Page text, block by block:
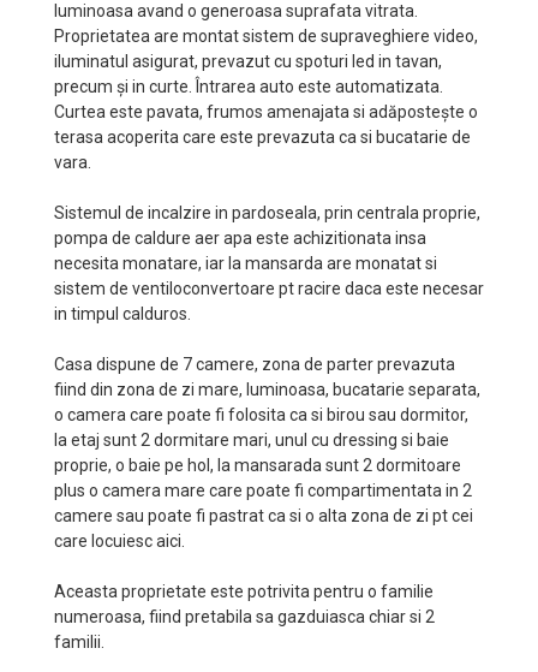
luminoasa avand o generoasa suprafata vitrata.
Proprietatea are montat sistem de supraveghiere video,
iluminatul asigurat, prevazut cu spoturi led in tavan,
precum și in curte. Întrarea auto este automatizata.
Curtea este pavata, frumos amenajata si adăpostește o
terasa acoperita care este prevazuta ca si bucatarie de
vara.
Sistemul de incalzire in pardoseala, prin centrala proprie,
pompa de caldure aer apa este achizitionata insa
necesita monatare, iar la mansarda are monatat si
sistem de ventiloconvertoare pt racire daca este necesar
in timpul calduros.
Casa dispune de 7 camere, zona de parter prevazuta
fiind din zona de zi mare, luminoasa, bucatarie separata,
o camera care poate fi folosita ca si birou sau dormitor,
la etaj sunt 2 dormitare mari, unul cu dressing si baie
proprie, o baie pe hol, la mansarada sunt 2 dormitoare
plus o camera mare care poate fi compartimentata in 2
camere sau poate fi pastrat ca si o alta zona de zi pt cei
care locuiesc aici.
Aceasta proprietate este potrivita pentru o familie
numeroasa, fiind pretabila sa gazduiasca chiar si 2
familii.